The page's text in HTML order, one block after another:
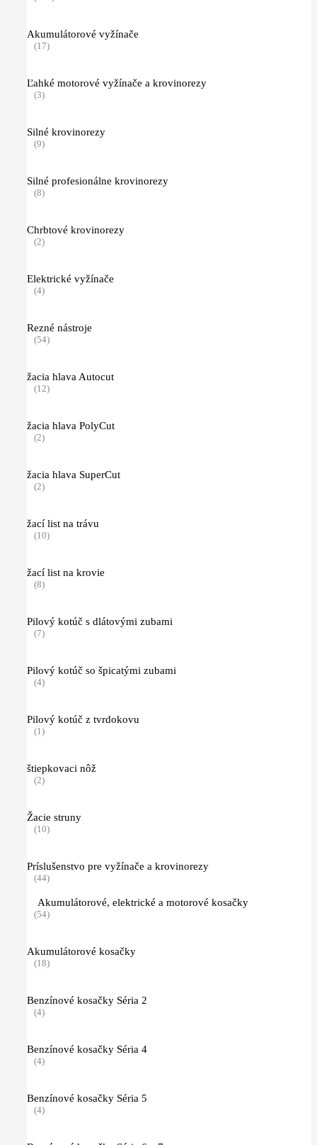
Akumulátorové vyžínače
(17)
Ľahké motorové vyžínače a krovinorezy
(3)
Silné krovinorezy
(9)
Silné profesionálne krovinorezy
(8)
Chrbtové krovinorezy
(2)
Elektrické vyžínače
(4)
Rezné nástroje
(54)
žacia hlava Autocut
(12)
žacia hlava PolyCut
(2)
žacia hlava SuperCut
(2)
žací list na trávu
(10)
žací list na krovie
(8)
Pilový kotúč s dlátovými zubami
(7)
Pilový kotúč so špicatými zubami
(4)
Pilový kotúč z tvrdokovu
(1)
štiepkovaci nôž
(2)
Žacie struny
(10)
Príslušenstvo pre vyžínače a krovinorezy
(44)
Akumulátorové, elektrické a motorové kosačky
(54)
Akumulátorové kosačky
(18)
Benzínové kosačky Séria 2
(4)
Benzínové kosačky Séria 4
(4)
Benzínové kosačky Séria 5
(4)